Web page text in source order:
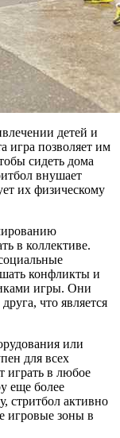
детей и
игра позволяет им
сидеть дома
внушает
их физическому
в коллективе.
конфликты и
игры. Они
что является
или
для всех
играть в любое
еще более
стритбол активно
игровые зоны в